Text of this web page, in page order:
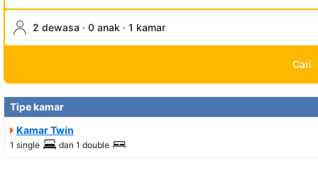
2 dewasa · 0 anak · 1 kamar
Cari
Tipe kamar
Kamar Twin
1 single dan 1 double